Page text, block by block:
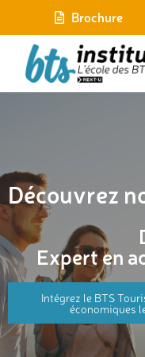
Brochure
Découvrez
Expert en
Intégrez le BTS
économiques